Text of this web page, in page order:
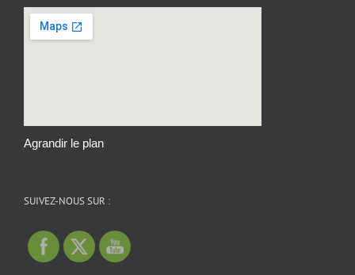
Agrandir le plan
SUIVEZ-NOUS SUR :